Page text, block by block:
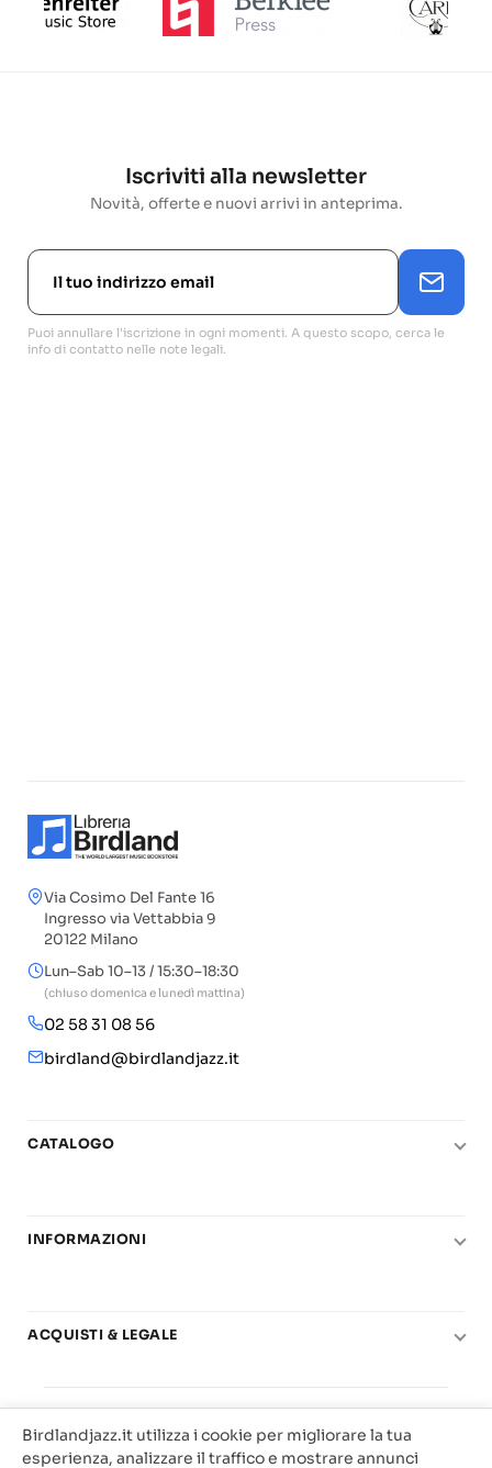
Iscriviti alla newsletter
Novità, offerte e nuovi arrivi in anteprima.
Puoi annullare l'iscrizione in ogni momenti. A questo scopo, cerca le
info di contatto nelle note legali.
Via Cosimo Del Fante 16
Ingresso via Vettabbia 9
20122 Milano
Lun–Sab 10–13 / 15:30–18:30
(chiuso domenica e lunedì mattina)
02 58 31 08 56
birdland@birdlandjazz.it
CATALOGO
Chitarra
Basi play-along
Offerte
INFORMAZIONI
Carta del Docente
ACQUISTI & LEGALE
Privacy & Cookie
Birdland Milano. P.Iva 12093700156
Birdlandjazz.it utilizza i cookie per migliorare la tua
esperienza, analizzare il traffico e mostrare annunci